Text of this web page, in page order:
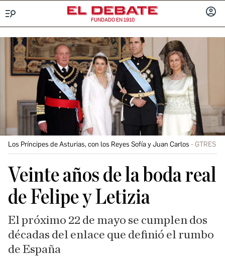
FUNDADO EN 1910
Los Príncipes de Asturias, con los Reyes Sofía y Juan Carlos GTRES
Veinte años de la boda real
de Felipe y Letizia
El próximo 22 de mayo se cumplen dos
décadas del enlace que definió el rumbo
de España